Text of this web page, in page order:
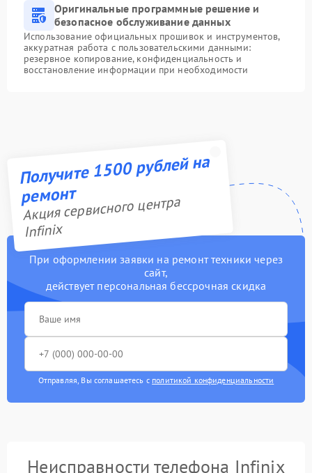
Оригинальные программные решение и
безопасное обслуживание данных
Использование официальных прошивок и инструментов,
аккуратная работа с пользовательскими данными:
резервное копирование, конфиденциальность и
восстановление информации при необходимости
Получите 1500 рублей на
ремонт
Акция сервисного центра
Infinix
При оформлении заявки на ремонт техники через
сайт,
действует персональная бессрочная скидка
Отправляя, Вы соглашаетесь с политикой конфиденциальности
Неисправности телефона Infinix